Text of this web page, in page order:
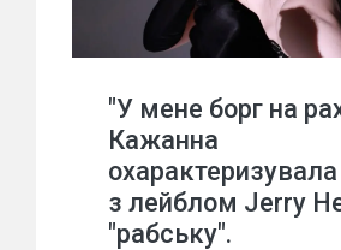
"У мене борг на
Кажанна
охарактеризувала
з лейблом Jerry
"рабську".